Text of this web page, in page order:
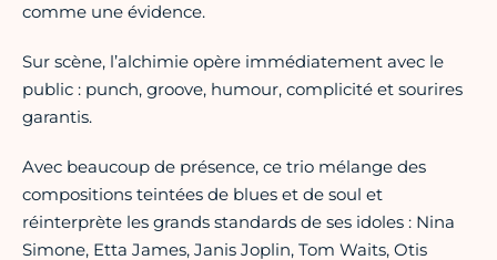
comme une évidence.
Sur scène, l’alchimie opère immédiatement avec le
public : punch, groove, humour, complicité et sourires
garantis.
Avec beaucoup de présence, ce trio mélange des
compositions teintées de blues et de soul et
réinterprète les grands standards de ses idoles : Nina
Simone, Etta James, Janis Joplin, Tom Waits, Otis